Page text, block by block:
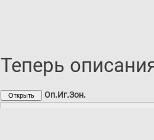
Теперь
Оп.Иг.Зон.